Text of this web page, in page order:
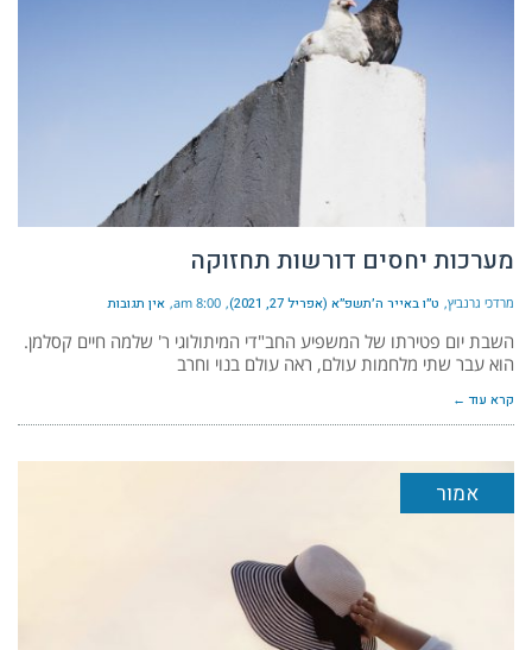
מערכות יחסים דורשות תחזוקה
מרדכי גרנביץ ט״ו באייר ה׳תשפ״א (אפריל 27, 2021) 8:00 am אין תגובות
השבת יום פטירתו של המשפיע החב"די המיתולוגי ר' שלמה חיים קסלמן.
הוא עבר שתי מלחמות עולם, ראה עולם בנוי וחרב
קרא עוד ←
אמור